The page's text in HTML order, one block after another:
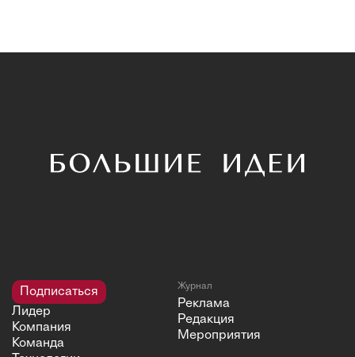
Подписаться
Лидер
Компания
Команда
Журнал
Реклама
Редакция
Мероприятия